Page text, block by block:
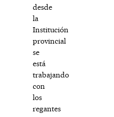
desde
la
Institución
provincial
se
está
trabajando
con
los
regantes